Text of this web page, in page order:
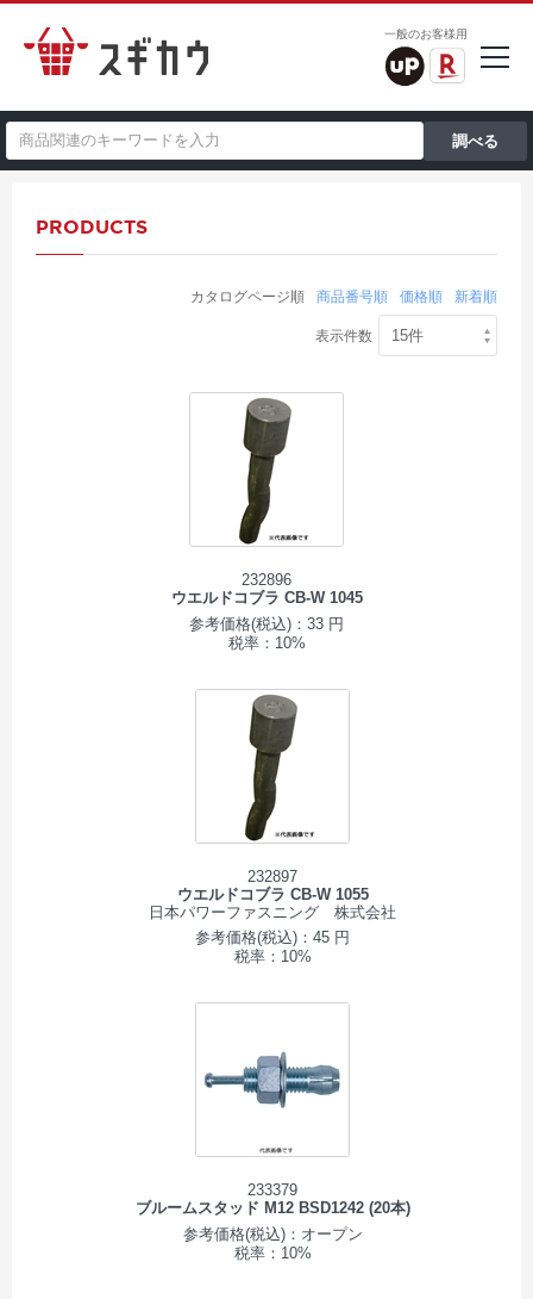
一般のお客様用
PRODUCTS
カタログページ順 商品番号順 価格順 新着順
表示件数
232896
ウエルドコブラ CB-W 1045
参考価格(税込)：33 円
税率：10%
232897
ウエルドコブラ CB-W 1055
日本パワーファスニング 株式会社
参考価格(税込)：45 円
税率：10%
233379
ブルームスタッド M12 BSD1242 (20本)
参考価格(税込)：オープン
税率：10%